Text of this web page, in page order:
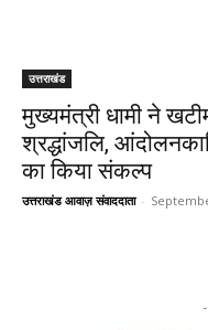
उत्तराखंड
मुख्यमंत्री धामी ने
श्रद्धांजलि,
का किया संकल्प
उत्तराखंड आवाज़ संवाददाता -